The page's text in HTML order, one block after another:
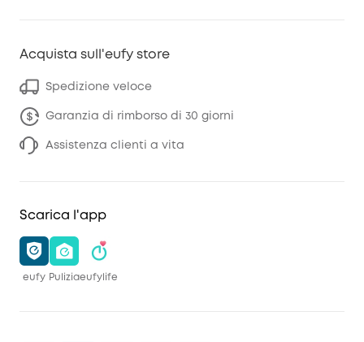
Acquista sull'eufy store
Spedizione veloce
Garanzia di rimborso di 30 giorni
Assistenza clienti a vita
Scarica l'app
eufy Puliziaeufylife